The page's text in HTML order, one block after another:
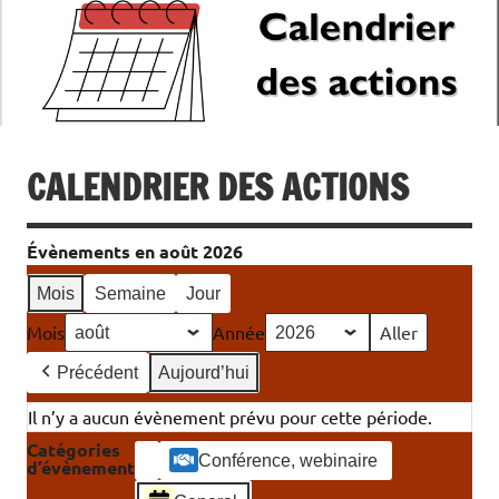
CALENDRIER DES ACTIONS
Évènements en août 2026
Mois Semaine Jour
Mois Année
Précédent Aujourd’hui
Il n’y a aucun évènement prévu pour cette période.
Catégories
d’évènement
Catégorie
Conférence, webinaire